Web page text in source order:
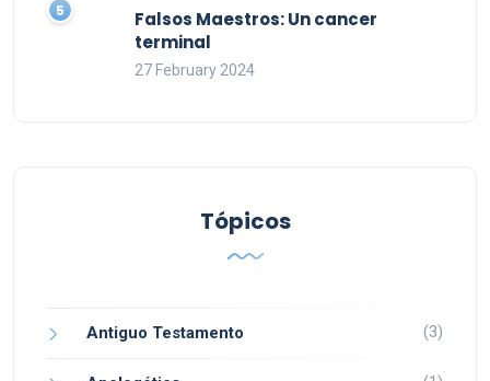
Falsos Maestros: Un cancer
terminal
27 February 2024
Tópicos
Antiguo Testamento (3)